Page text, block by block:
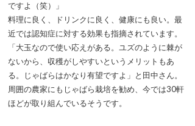
ですよ（笑）」
料理に良く、ドリンクに良く、健康にも良い。最
近では認知症に対する効果も指摘されています。
「大玉なので使い応えがある。ユズのように棘が
ないから、収穫がしやすいというメリットもあ
る。じゃばらはかなり有望ですよ」と田中さん。
周囲の農家にもじゃばら栽培を勧め、今では30軒
ほどが取り組んでいるそうです。